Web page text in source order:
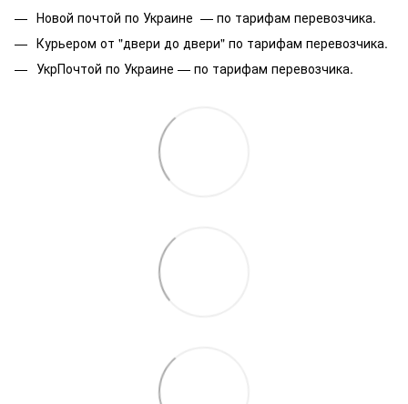
Новой почтой по Украине — по тарифам перевозчика.
Курьером от "двери до двери" по тарифам перевозчика.
УкрПочтой по Украине — по тарифам перевозчика.